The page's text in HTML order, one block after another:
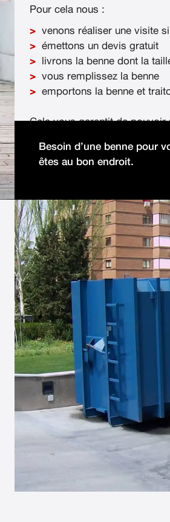
Pour cela nous :
venons réaliser une visite
émettons un devis gratuit
livrons la benne dont la
vous remplissez la benne
emportons la benne et
Cela vous garantit de
Besoin d’une benne pour
êtes au bon endroit.